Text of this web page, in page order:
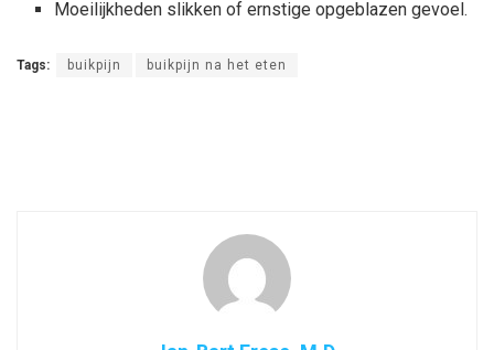
Moeilijkheden slikken of ernstige opgeblazen gevoel.
Tags: buikpijn buikpijn na het eten